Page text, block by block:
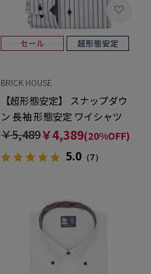
BRICK HOUSE
【超形態安定】 スナップダウ
ン 長袖 形態安定 ワイシャツ
￥5,489￥4,389(20%OFF)
5.0 （7）